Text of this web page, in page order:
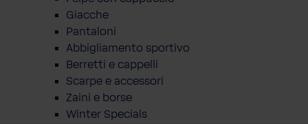
Giacche
Pantaloni
Abbigliamento sportivo
Berretti e cappelli
Scarpe e accessori
Zaini e borse
Winter Specials